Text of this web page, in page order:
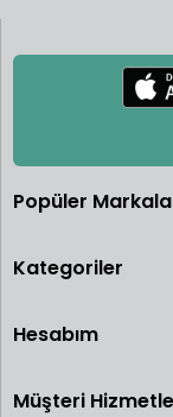
Popüler
Kategoriler
Hesabım
Müşteri